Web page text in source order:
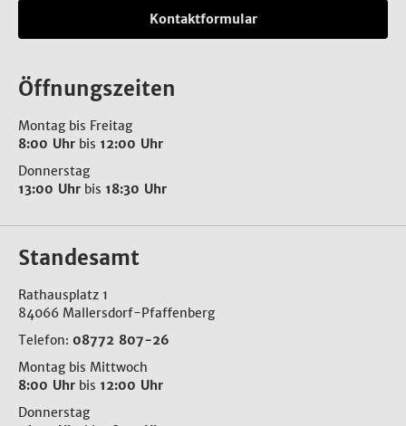
Kontaktformular
Öffnungszeiten
Montag bis Freitag
8:00 Uhr bis 12:00 Uhr
Donnerstag
13:00 Uhr bis 18:30 Uhr
Standesamt
Rathausplatz 1
84066 Mallersdorf-Pfaffenberg
Telefon: 08772 807-26
Montag bis Mittwoch
8:00 Uhr bis 12:00 Uhr
Donnerstag